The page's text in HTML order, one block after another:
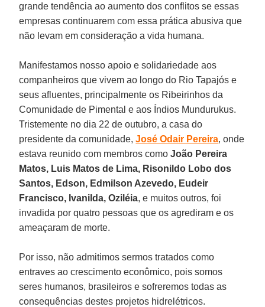
grande tendência ao aumento dos conflitos se essas
empresas continuarem com essa prática abusiva que
não levam em consideração a vida humana.
Manifestamos nosso apoio e solidariedade aos
companheiros que vivem ao longo do Rio Tapajós e
seus afluentes, principalmente os Ribeirinhos da
Comunidade de Pimental e aos Índios Mundurukus.
Tristemente no dia 22 de outubro, a casa do
presidente da comunidade,José Odair Pereira, onde
estava reunido com membros comoJoão Pereira
Matos, Luis Matos de Lima, Risonildo Lobo dos
Santos, Edson, Edmilson Azevedo, Eudeir
Francisco, Ivanilda, Oziléia, e muitos outros, foi
invadida por quatro pessoas que os agrediram e os
ameaçaram de morte.
Por isso, não admitimos sermos tratados como
entraves ao crescimento econômico, pois somos
seres humanos, brasileiros e sofreremos todas as
consequências destes projetos hidrelétricos.